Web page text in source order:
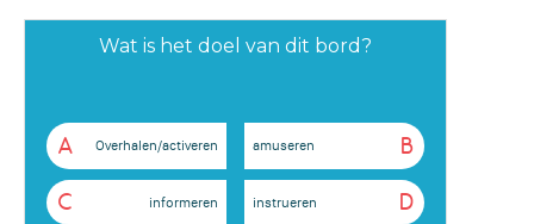
Wat is het doel van dit bord?
A Overhalen/activeren B
amuseren
C informeren D
instrueren